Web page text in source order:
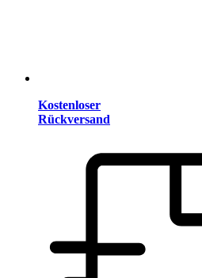
Kostenloser
Rückversand